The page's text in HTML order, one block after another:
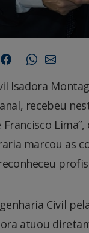
Isadora
recebeu
Francisco
marcou as
Civil
atuou